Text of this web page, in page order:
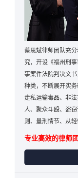
蔡思斌律师团队充
究，开设《福州刑
事案件法院判决文
种类，不断展开实
走私运输毒品、非
人、聚众斗殴、盗
则、量刑情节、从
专业高效的律师